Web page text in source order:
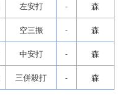
左安打 - 森
空三振 - 森
中安打 - 森
三併殺打 - 森